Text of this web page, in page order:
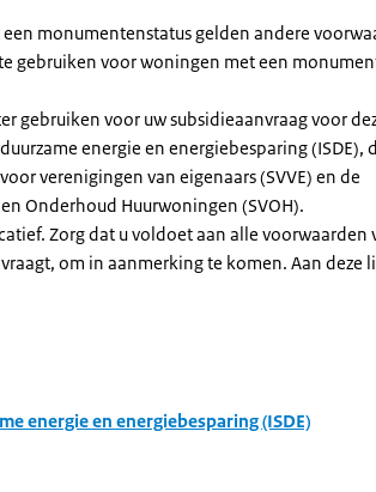
monumentenstatus gelden andere
gebruiken voor woningen met een
gebruiken voor uw subsidieaanvraag voor
energie en energiebesparing (ISDE),
verenigingen van eigenaars (SVVE) en de
Onderhoud Huurwoningen (SVOH).
Zorg dat u voldoet aan alle voorwaarden
om in aanmerking te komen. Aan deze
energie en energiebesparing (ISDE)